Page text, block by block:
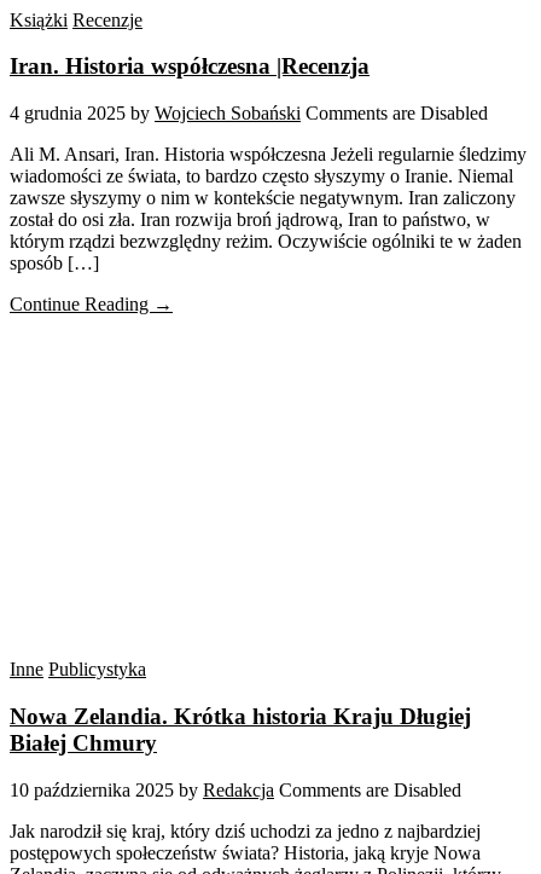
Książki Recenzje
Iran. Historia współczesna |Recenzja
4 grudnia 2025 by Wojciech Sobański Comments are Disabled
Ali M. Ansari, Iran. Historia współczesna Jeżeli regularnie śledzimy
wiadomości ze świata, to bardzo często słyszymy o Iranie. Niemal
zawsze słyszymy o nim w kontekście negatywnym. Iran zaliczony
został do osi zła. Iran rozwija broń jądrową, Iran to państwo, w
którym rządzi bezwzględny reżim. Oczywiście ogólniki te w żaden
sposób […]
Continue Reading →
Inne Publicystyka
Nowa Zelandia. Krótka historia Kraju Długiej
Białej Chmury
10 października 2025 by Redakcja Comments are Disabled
Jak narodził się kraj, który dziś uchodzi za jedno z najbardziej
postępowych społeczeństw świata? Historia, jaką kryje Nowa